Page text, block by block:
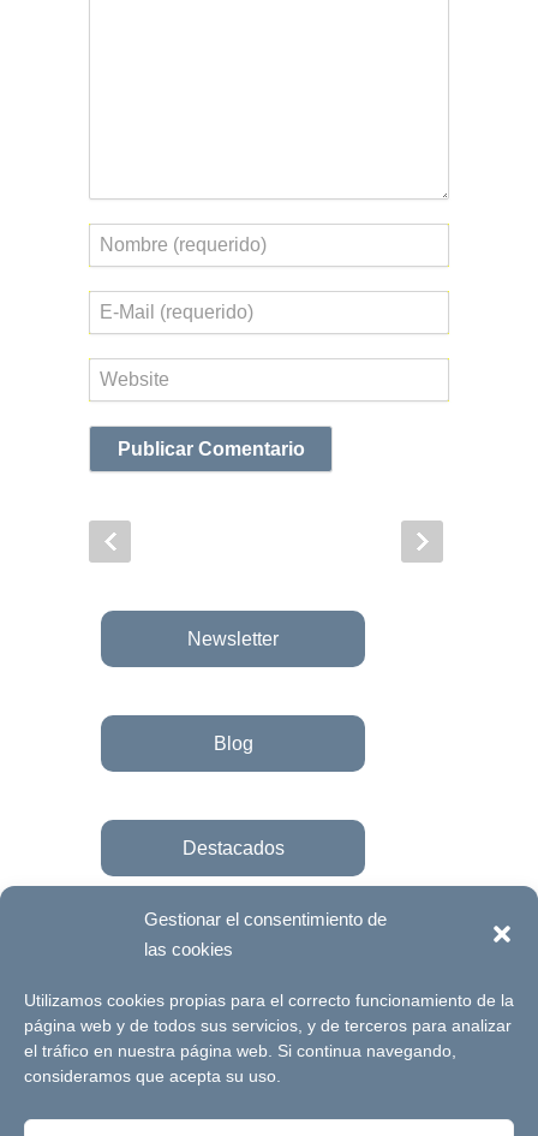
Gestionar el consentimiento de
las cookies
Utilizamos cookies propias para el correcto funcionamiento de la
página web y de todos sus servicios, y de terceros para analizar
el tráfico en nuestra página web. Si continua navegando,
consideramos que acepta su uso.
Nombre
Correo
electrónico
Web
Newsletter
Blog
Destacados
Únete a la fundación
© Futuro Singular Córdoba 2017. Web
desarrollada por